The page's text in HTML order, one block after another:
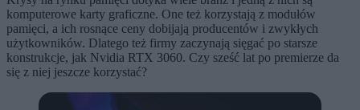
komputerowe karty graficzne. One też korzystają z modułów
pamięci, a ich rosnące ceny dobijają producentów i zwykłych
użytkowników. Dlatego też firmy zaczynają sięgać po starsze
konstrukcje, jak Nvidia RTX 3060. Czy sześć lat po premierze da
się z niej jeszcze korzystać?